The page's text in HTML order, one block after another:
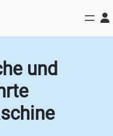
und